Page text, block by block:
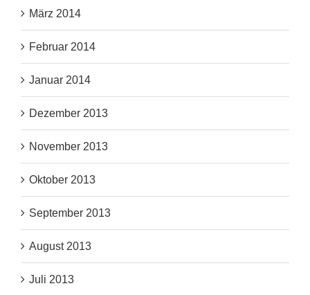
März 2014
Februar 2014
Januar 2014
Dezember 2013
November 2013
Oktober 2013
September 2013
August 2013
Juli 2013